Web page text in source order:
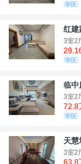
学区
红建
3室2
学区
临中
3室2
72.8
学区
3室2
63.8